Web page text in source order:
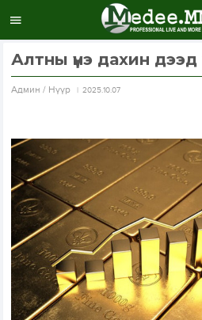
Алтны үнэ дахин дээд
Aдмин / Нүүр 2025.10.07